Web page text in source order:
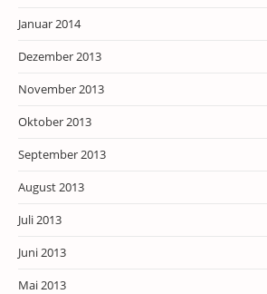
Januar 2014
Dezember 2013
November 2013
Oktober 2013
September 2013
August 2013
Juli 2013
Juni 2013
Mai 2013